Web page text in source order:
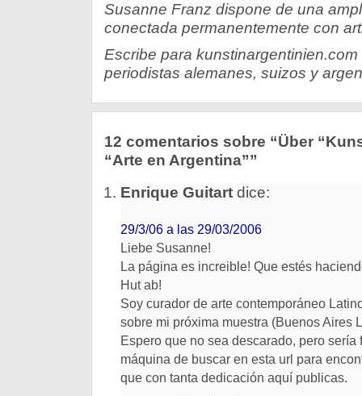
Susanne Franz dispone de una
conectada permanentemente con
Escribe para
periodistas alemanes, suizos y
12 comentarios sobre “Über
“Arte en Argentina””
Enrique Guitartdice:
29/3/06 a las 29/03/2006
Liebe Susanne!
La página es increible! Que estés
Hut ab!
Soy curador de arte contemporáneo
sobre mi próxima muestra (Buenos Aires
Espero que no sea descarado, pero sería
máquina de buscar en esta url para
que con tanta dedicación aquí publicas.